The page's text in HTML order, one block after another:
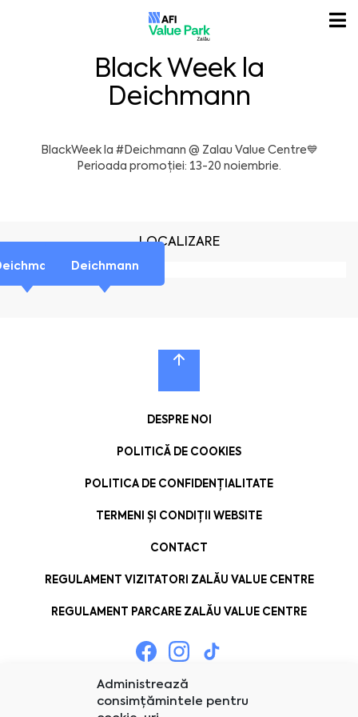
Administrează
consimțămintele pentru
Black Week la
Deichmann
BlackWeek la #Deichmann @ Zalau Value Centre💙
Perioada promoției: 13-20 noiembrie.
LOCALIZARE
Deichmann
DESPRE NOI
POLITICĂ DE COOKIES
POLITICA DE CONFIDENȚIALITATE
TERMENI ȘI CONDIȚII WEBSITE
CONTACT
REGULAMENT VIZITATORI ZALĂU VALUE CENTRE
REGULAMENT PARCARE ZALĂU VALUE CENTRE